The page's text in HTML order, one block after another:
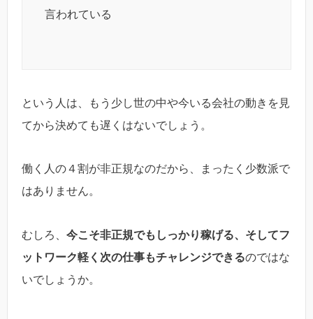
言われている
という人は、もう少し世の中や今いる会社の動きを見
てから決めても遅くはないでしょう。
働く人の４割が非正規なのだから、まったく少数派で
はありません。
むしろ、 今こそ非正規でもしっかり稼げる、そしてフ
ットワーク軽く次の仕事もチャレンジできるのではな
いでしょうか。